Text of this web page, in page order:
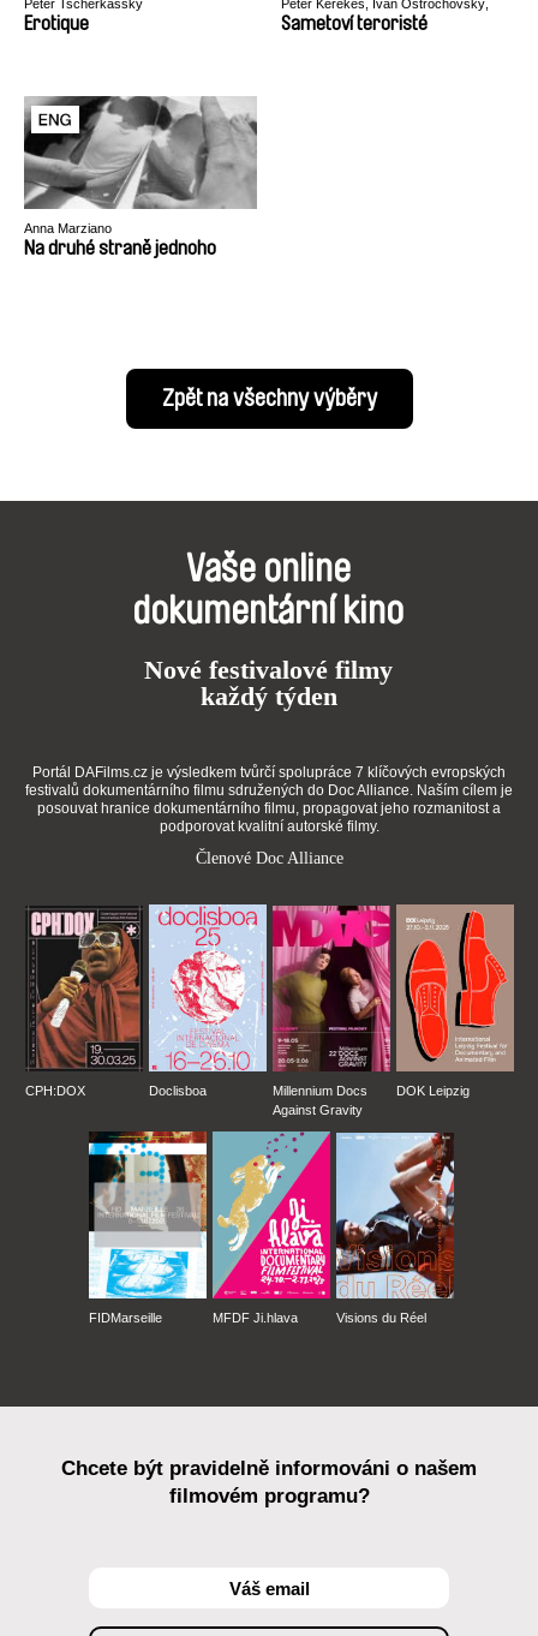
Peter Tscherkassky
Erotique
Peter Kerekes, Ivan Ostrochovský,
Pavol Pekarčík
Sametoví teroristé
Anna Marziano
Na druhé straně jednoho
Zpět na všechny výběry
Vaše online
dokumentární kino
Nové festivalové filmy
každý týden
Portál DAFilms.cz je výsledkem tvůrčí spolupráce 7 klíčových evropských
festivalů dokumentárního filmu sdružených do Doc Alliance. Naším cílem je
posouvat hranice dokumentárního filmu, propagovat jeho rozmanitost a
podporovat kvalitní autorské filmy.
Členové Doc Alliance
CPH:DOX Doclisboa
Millennium Docs
Against Gravity
DOK Leipzig
FIDMarseille MFDF Ji.hlava Visions du Réel
Chcete být pravidelně informováni o našem
filmovém programu?